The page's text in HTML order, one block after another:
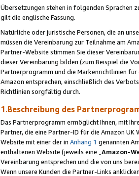
Übersetzungen stehen in folgenden Sprachen
gilt die englische Fassung.
Natürliche oder juristische Personen, die an
müssen die Vereinbarung zur Teilnahme am
Partner-Website stimmen Sie dieser
dieser Vereinbarung bilden (zum Beispiel die
Partnerprogramm und die Markenrichtlinien
Amazon entsprechen, einschließlich des
Richtlinien sorgfältig durch.
1.Beschreibung des
Das Partnerprogramm ermöglicht Ihnen, mit
Partner, die eine Partner-ID für die Amazon UK
Website mit einer der in Anhang 1 genannten
enthaltenen Website (jeweils eine „ Amazon-
Vereinbarung entsprechen und die von uns
Wenn unsere Kunden die Partner-Links